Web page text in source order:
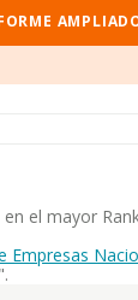
el mayor
Empresas